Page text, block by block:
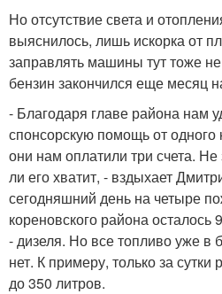
Но отсутствие света и
выяснилось, лишь искорка от
заправлять машины тут тоже
бензин закончился еще месяц
- Благодаря главе района нам
спонсорскую помощь от одного
они нам оплатили три счета.
ли его хватит, - вздыхает
сегодняшний день на четыре
кореновского района осталось
- дизеля. Но все топливо уже в
нет. К примеру, только за сутки
до 350 литров.